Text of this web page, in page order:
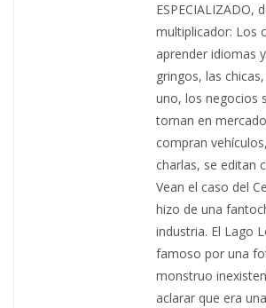
ESPECIALIZADO,
multiplicador: Los
aprender idiomas
gringos, las
uno, los negocios
tornan en
compran
charlas, se editan
Vean el caso del
hizo de una
industria. El Lago
famoso por una
monstruo
aclarar que era